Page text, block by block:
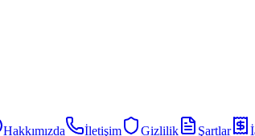
Hakkımızda İletişim Gizlilik Şartlar